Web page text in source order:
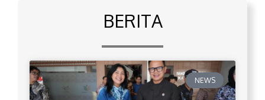
BERITA
NEWS